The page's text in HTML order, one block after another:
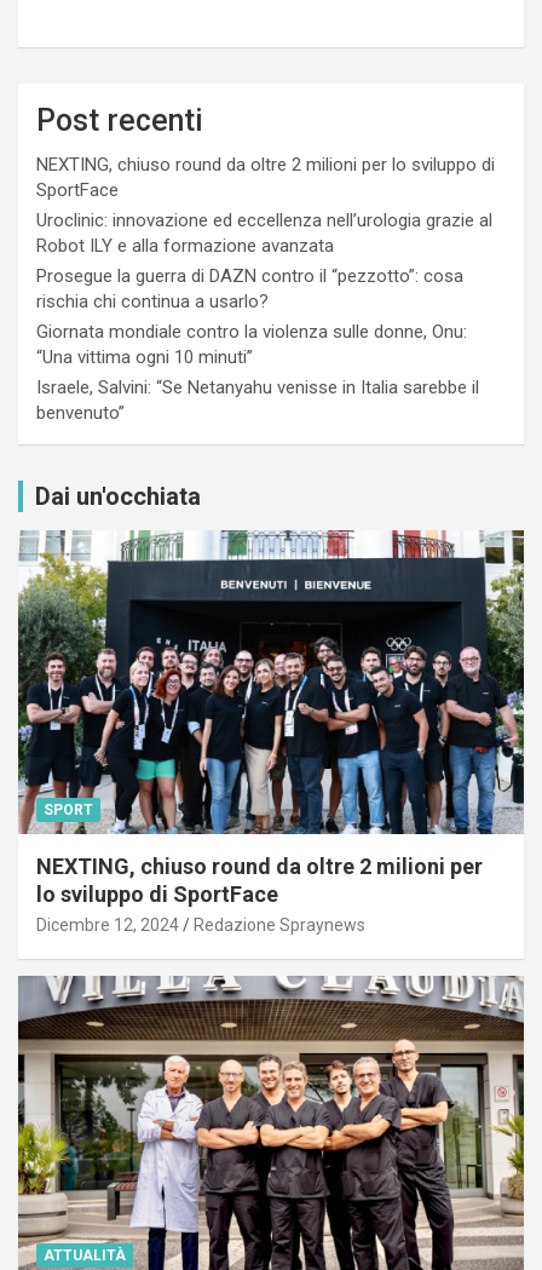
Post recenti
NEXTING, chiuso round da oltre 2 milioni per lo sviluppo di
SportFace
Uroclinic: innovazione ed eccellenza nell’urologia grazie al
Robot ILY e alla formazione avanzata
Prosegue la guerra di DAZN contro il “pezzotto”: cosa
rischia chi continua a usarlo?
Giornata mondiale contro la violenza sulle donne, Onu:
“Una vittima ogni 10 minuti”
Israele, Salvini: “Se Netanyahu venisse in Italia sarebbe il
benvenuto”
Dai un'occhiata
SPORT
NEXTING, chiuso round da oltre 2 milioni per
lo sviluppo di SportFace
Dicembre 12, 2024 Redazione Spraynews
ATTUALITÀ